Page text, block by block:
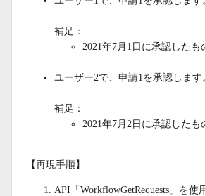
補足：
2021年7月1日に承認したも
ユーザー2で、申請1を承認します
補足：
2021年7月2日に承認したも
【再現手順】
API「WorkflowGetRequests」を